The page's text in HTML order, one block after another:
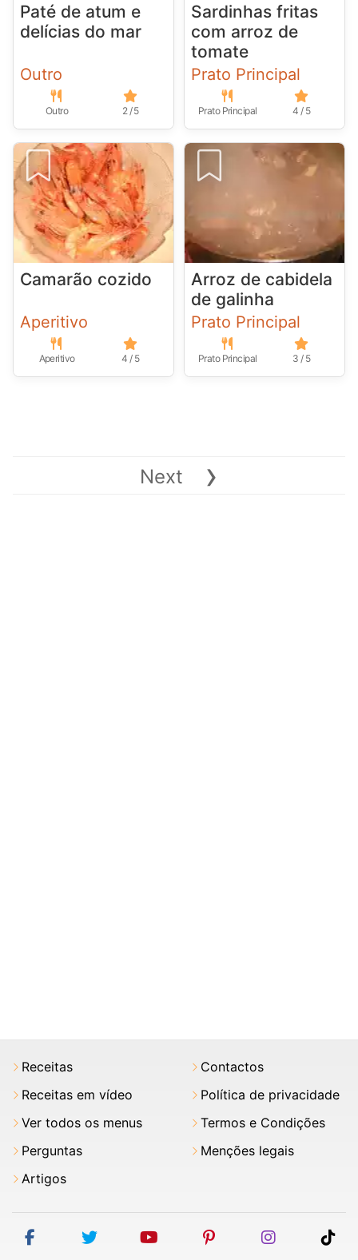
Paté de atum e
delícias do mar
Outro
Outro 2 / 5
Sardinhas fritas
com arroz de
tomate
Prato Principal
Prato Principal 4 / 5
Camarão cozido
Aperitivo
Aperitivo 4 / 5
Arroz de cabidela
de galinha
Prato Principal
Prato Principal 3 / 5
Next ›
Receitas
Receitas em vídeo
Ver todos os menus
Perguntas
Artigos
Contactos
Política de privacidade
Termos e Condições
Menções legais
facebooktwitter youtubepinterestinstagram